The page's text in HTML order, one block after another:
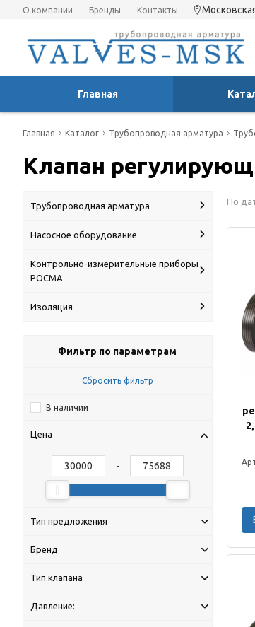
О компании Бренды Контакты
Главная
Главная Каталог Трубопроводная арматура
Клапан
Трубопроводная арматура
Насосное оборудование
Контрольно-измерительные приборы
РОСМА
Изоляция
Фильтр по параметрам
Сбросить фильтр
В наличии
Цена
-
Тип предложения
Бренд
Тип клапана
Давление:
По